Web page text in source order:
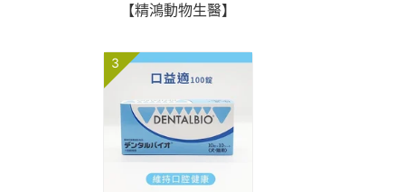
【精鴻動物生醫】
3